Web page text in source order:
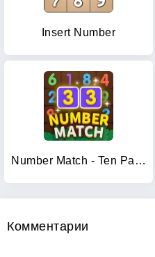
Insert Number
Number Match - Ten Pair Puzzle
Комментарии